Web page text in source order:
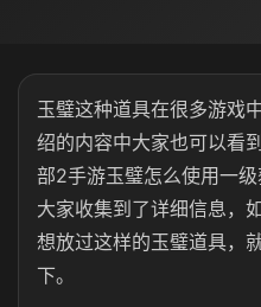
玉璧这种道具在很多游戏
绍的内容中大家也可以看
部2手游玉璧怎么使用一
大家收集到了详细信息，
想放过这样的玉璧道具，
下。